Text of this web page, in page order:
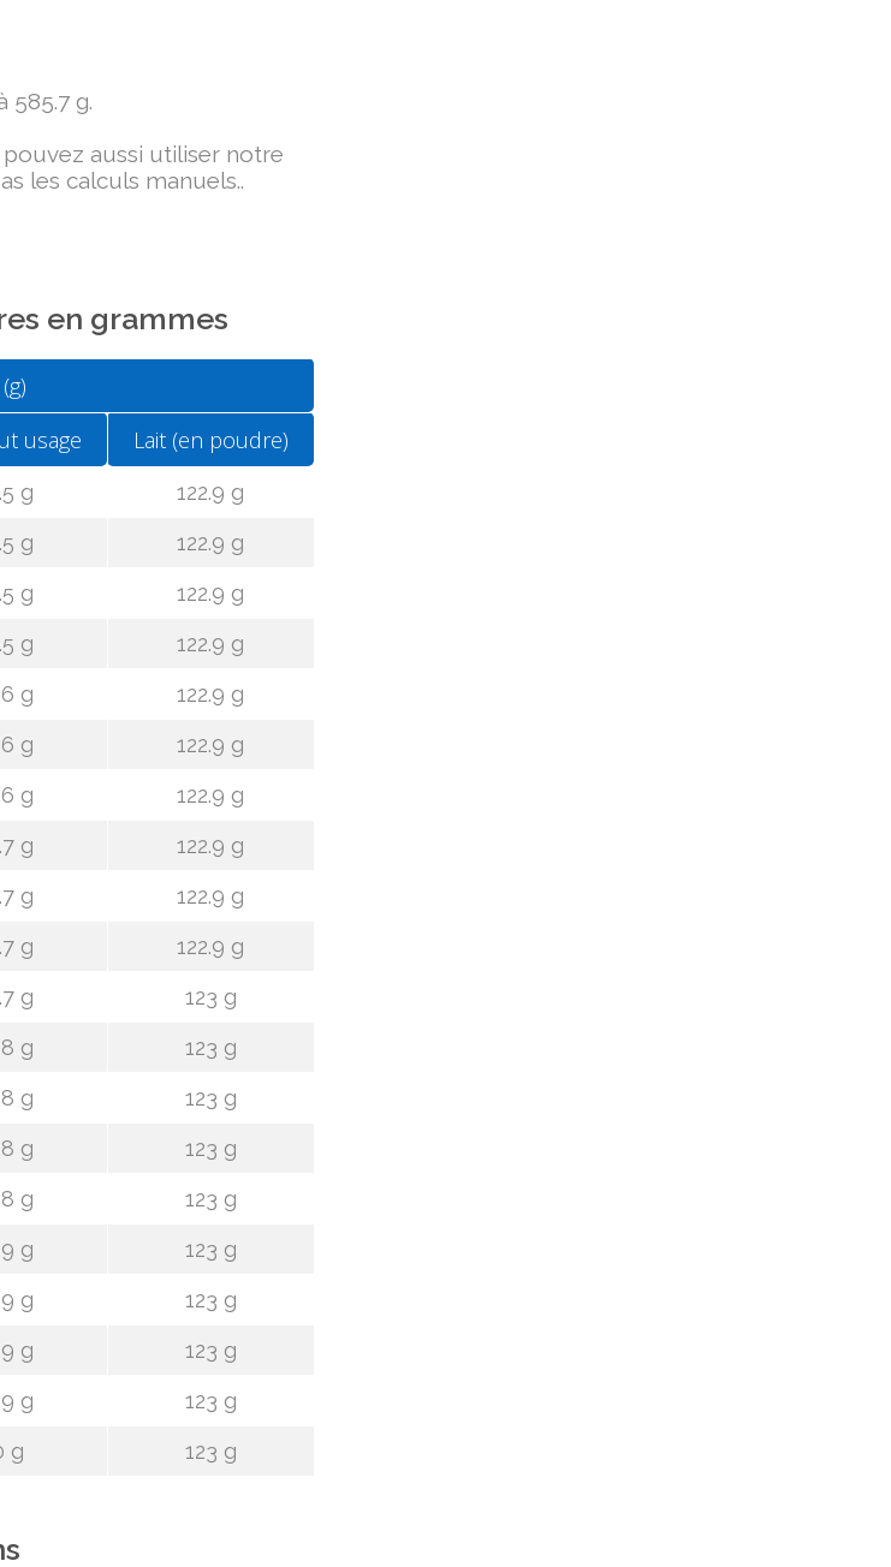
585.7 g.
aussi utiliser notre
les calculs manuels..
en grammes
usage Lait (en poudre)
g
122.9 g
g
122.9 g
g
122.9 g
g
122.9 g
g
122.9 g
g
122.9 g
g
122.9 g
g
122.9 g
g
122.9 g
g
122.9 g
g
123 g
g
123 g
g
123 g
g
123 g
g
123 g
g
123 g
g
123 g
g
123 g
g
123 g
g 123 g